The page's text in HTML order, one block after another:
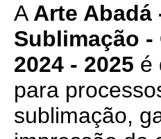
A Arte Abadá
Sublimação -
2024 - 2025 é
para
sublimação,